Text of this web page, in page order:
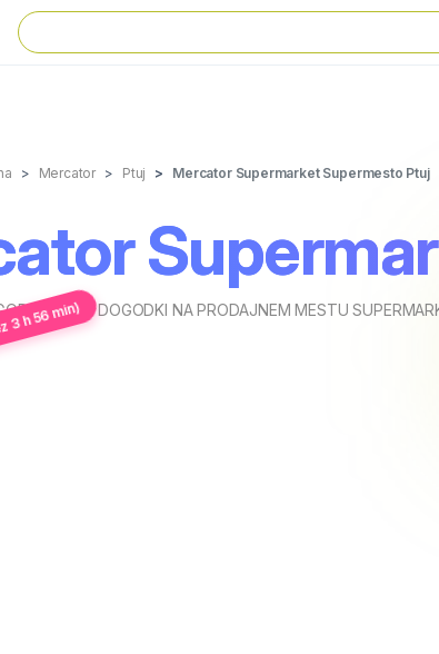
Mercator Ptuj Mercator Supermarket Supermesto Ptuj
IN DOGODKI NA PRODAJNEM MESTU
h 56 min)